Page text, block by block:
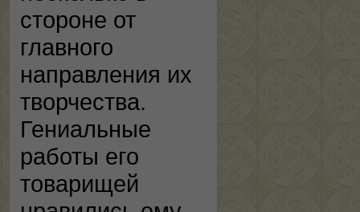
стороне от
главного
направления их
творчества.
Гениальные
работы его
товарищей